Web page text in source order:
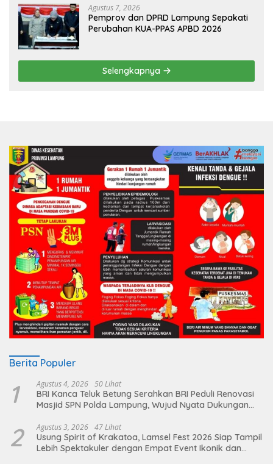
Agustus 7, 2026
Pemprov dan DPRD Lampung Sepakati
Perubahan KUA-PPAS APBD 2026
Selengkapnya
Berita Populer
1 Agustus 4, 2026 50 Lihat
BRI Kanca Teluk Betung Serahkan BRI Peduli Renovasi
Masjid SPN Polda Lampung, Wujud Nyata Dukungan
2 Agustus 3, 2026 47 Lihat
Usung Spirit of Krakatoa, Lamsel Fest 2026 Siap Tampil
Lebih Spektakuler dengan Empat Event Ikonik dan